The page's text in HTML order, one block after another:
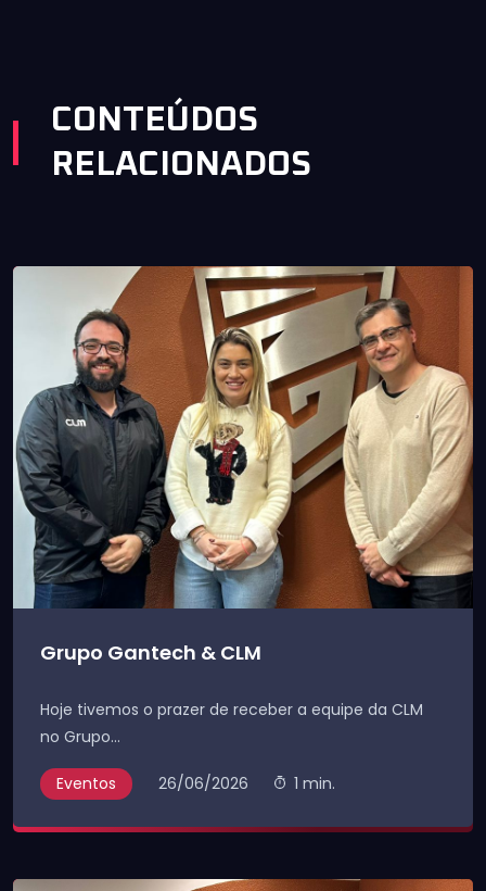
CONTEÚDOS
RELACIONADOS
Grupo Gantech & CLM
Hoje tivemos o prazer de receber a equipe da CLM
no Grupo...
Eventos 26/06/2026 1 min.